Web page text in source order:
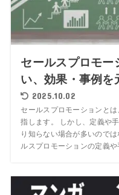
セールスプロモー
い、効果・事例を
2025.10.02
セールスプロモーションと
指します。 しかし、定義や
り知らない場合が多いので
ルスプロモーションの定義や